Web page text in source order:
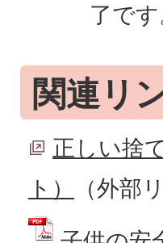
了です
関連リ
正しい捨
ト）
（外部